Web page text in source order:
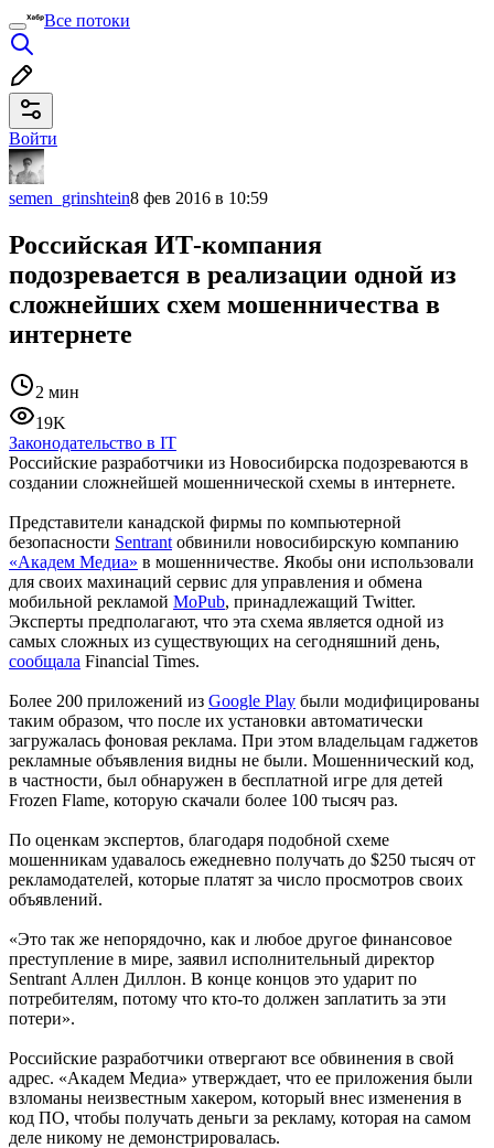
Все потоки
Войти
semen_grinshtein8 фев 2016 в 10:59
Российская ИТ-компания
подозревается в реализации одной из
сложнейших схем мошенничества в
интернете
2 мин
19K
Законодательство в IT
Российские разработчики из Новосибирска подозреваются в
создании сложнейшей мошеннической схемы в интернете.
Представители канадской фирмы по компьютерной
безопасности Sentrant обвинили новосибирскую компанию
«Академ Медиа» в мошенничестве. Якобы они использовали
для своих махинаций сервис для управления и обмена
мобильной рекламой MoPub, принадлежащий Twitter.
Эксперты предполагают, что эта схема является одной из
самых сложных из существующих на сегодняшний день,
сообщала Financial Times.
Более 200 приложений из Google Play были модифицированы
таким образом, что после их установки автоматически
загружалась фоновая реклама. При этом владельцам гаджетов
рекламные объявления видны не были. Мошеннический код,
в частности, был обнаружен в бесплатной игре для детей
Frozen Flame, которую скачали более 100 тысяч раз.
По оценкам экспертов, благодаря подобной схеме
мошенникам удавалось ежедневно получать до $250 тысяч от
рекламодателей, которые платят за число просмотров своих
объявлений.
«Это так же непорядочно, как и любое другое финансовое
преступление в мире, заявил исполнительный директор
Sentrant Аллен Диллон. В конце концов это ударит по
потребителям, потому что кто-то должен заплатить за эти
потери».
Российские разработчики отвергают все обвинения в свой
адрес. «Академ Медиа» утверждает, что ее приложения были
взломаны неизвестным хакером, который внес изменения в
код ПО, чтобы получать деньги за рекламу, которая на самом
деле никому не демонстрировалась.